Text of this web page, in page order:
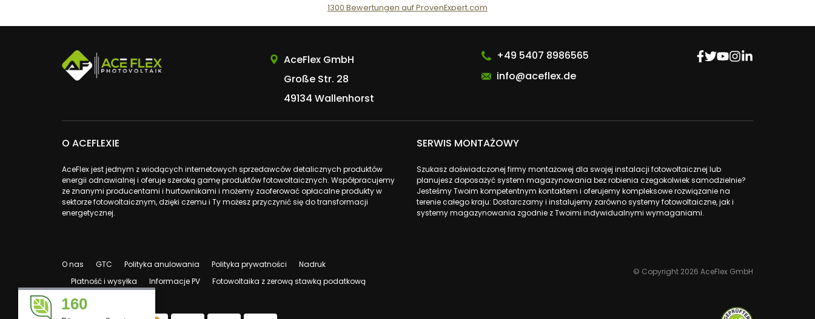
AceFlex GmbH
1300 Bewertungen auf ProvenExpert.com
AceFlex GmbH
Große Str. 28
49134 Wallenhorst
+49 5407 8986565
info@aceflex.de
O ACEFLEXIE
AceFlex jest jednym z wiodących internetowych sprzedawców detalicznych produktów
energii odnawialnej i oferuje szeroką gamę produktów fotowoltaicznych. Współpracujemy
ze znanymi producentami i hurtownikami i możemy zaoferować opłacalne produkty w
sektorze fotowoltaicznym, dzięki czemu i Ty możesz przyczynić się do transformacji
energetycznej.
SERWIS MONTAŻOWY
Szukasz doświadczonej firmy montażowej dla swojej instalacji fotowoltaicznej lub
planujesz doposażyć system magazynowania bez robienia czegokolwiek samodzielnie?
Jesteśmy Twoim kompetentnym kontaktem i oferujemy kompleksowe rozwiązanie na
terenie całego kraju: Dostarczamy i instalujemy zarówno systemy fotowoltaiczne, jak i
systemy magazynowania zgodnie z Twoimi indywidualnymi wymaganiami.
O nas GTC Polityka anulowania Polityka prywatności
Nadruk
Płatność i wysyłka
Informacje PV Fotowoltaika z zerową stawką podatkową
© Copyright 2026 AceFlex GmbH
160